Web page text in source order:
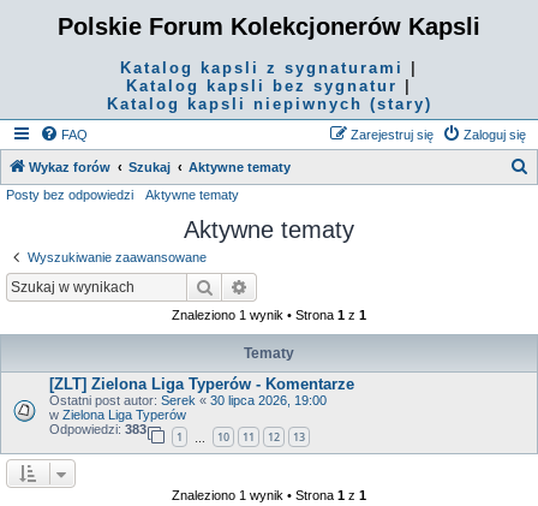
Polskie Forum Kolekcjonerów Kapsli
Katalog kapsli z sygnaturami
Katalog kapsli bez sygnatur
Katalog kapsli niepiwnych (stary)
FAQ Zaloguj się
Zarejestruj się
Wykaz forów Szukaj Aktywne tematy
Posty bez odpowiedzi Aktywne tematy
Aktywne tematy
Wyszukiwanie zaawansowane
Szukaj
Znaleziono 1 wynik • Strona 1 z 1
Tematy
[ZLT] Zielona Liga Typerów - Komentarze
Ostatni post autor: Serek « 30 lipca 2026, 19:00
w Zielona Liga Typerów
Odpowiedzi: 383
1 10 11 12 13
Znaleziono 1 wynik • Strona 1 z 1